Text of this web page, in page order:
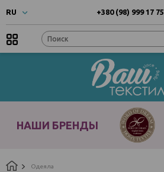
RU
UA- Українска
RU- Русский
+380 (98) 999 17 75
НАШИ БРЕНДЫ
Одеяла